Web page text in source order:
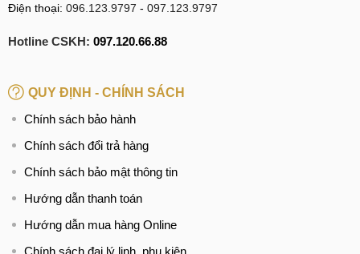
Care luôn lựa chọn những linh kiện đảm bảo chất lượng tốt
ảnh hưởng đến thiết bị của khách hàng.
Linh kiện Zin 100%
: Cam kết 100% sử dụng linh kiện
mới nguyên bản, nói không với linh kiện tái chế.
Chính hãng, chất lượng cao
được sử dụng là hàng Chính hãng công ty, linh kiện chất
lượng cao. Cho chất lượng tương đương nhất với linh
nguồn gốc rõ ràng nhất, được cung cấp bởi những hãng
Uy tín cao trên thị trường, nói không với linh kiện trôi nổi.
Điện thoại: 096.123.9797 - 097.123.9797
Hotline CSKH: 097.120.66.88
QUY ĐỊNH - CHÍNH SÁCH
Chính sách bảo hành
Chính sách đổi trả hàng
Chính sách bảo mật thông tin
Hướng dẫn thanh toán
Hướng dẫn mua hàng Online
Chính sách đại lý linh, phụ kiện